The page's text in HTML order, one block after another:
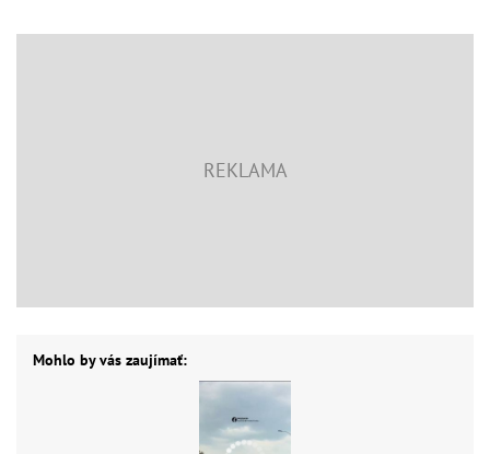
Mohlo by vás zaujímať: